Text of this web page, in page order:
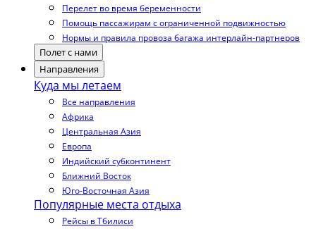
Перелет во время беременности
Помощь пассажирам с ограниченной подвижностью
Нормы и правила провоза багажа интерлайн-партнеров
Полет с нами
Направления
Куда мы летаем
Все направления
Африка
Центральная Азия
Европа
Индийский субконтинент
Ближний Восток
Юго-Восточная Азия
Популярные места отдыха
Рейсы в Тбилиси